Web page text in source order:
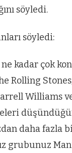
söyledi.
söyledi:
kadar çok
Stones,
Williams
daha fazla
grubunuz